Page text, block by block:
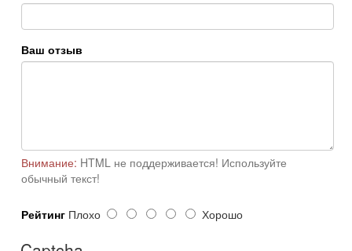
Ваш отзыв
Внимание: HTML не поддерживается! Используйте
обычный текст!
Рейтинг Плохо Хорошо